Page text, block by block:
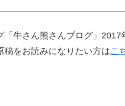
牛さん熊さんブログ」2017
をお読みになりたい方はこ